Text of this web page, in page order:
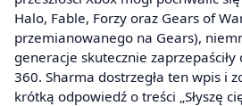
Halo, Fable, Forzy oraz Gears of
przemianowanego na Gears),
generacje skutecznie zaprzepaściły
360. Sharma dostrzegła ten wpis i
krótką odpowiedź o treści „Słyszę